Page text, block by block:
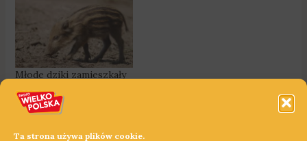
Ta strona używa plików cookie.
Młode dziki zamieszkały
na osiedlu w
Koziegłowach. Warchlaki
zostały otrute